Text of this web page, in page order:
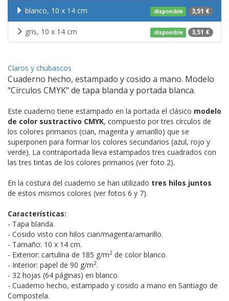
disponible 3,51 €
blanco, 10 x 14 cm
disponible 3,51 €
gris, 10 x 14 cm
Claros y chubascos
Cuaderno hecho, estampado y cosido a mano. Modelo
"Círculos CMYK" de tapa blanda y portada blanca.
Este cuaderno tiene estampado en la portada el clásico modelo
de color sustractivo CMYK, compuesto por tres círculos de
los colores primarios (cian, magenta y amarillo) que se
superponen para formar los colores secundarios (azul, rojo y
verde). La contraportada lleva estampados tres cuadrados con
las tres tintas de los colores primarios (ver foto 2).
En la costura del cuaderno se han utilizado tres hilos juntos
de estos mismos colores (ver fotos 6 y 7).
Características:
- Tapa blanda.
- Cosido visto con hilos cian/magenta/amarillo.
- Tamaño: 10 x 14 cm.
- Exterior: cartulina de 185 g/m2 de color blanco.
- Interior: papel de 90 g/m2.
- 32 hojas (64 páginas) en blanco.
- Cuaderno hecho, estampado y cosido a mano en Santiago de
Compostela.